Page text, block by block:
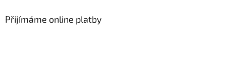
Přijímáme online platby